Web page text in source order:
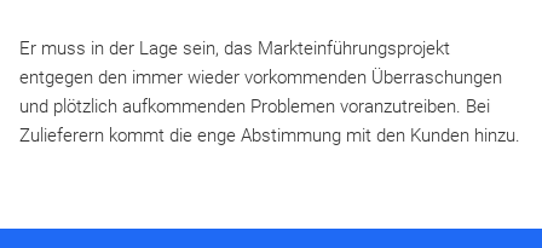
Er muss in der Lage sein, das Markteinführungsprojekt
entgegen den immer wieder vorkommenden Überraschungen
und plötzlich aufkommenden Problemen voranzutreiben. Bei
Zulieferern kommt die enge Abstimmung mit den Kunden hinzu.